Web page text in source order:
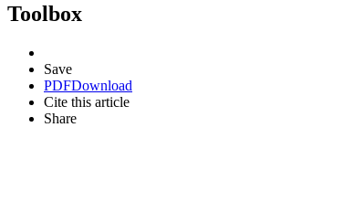
Toolbox
Save
PDFDownload
Cite this article
Share